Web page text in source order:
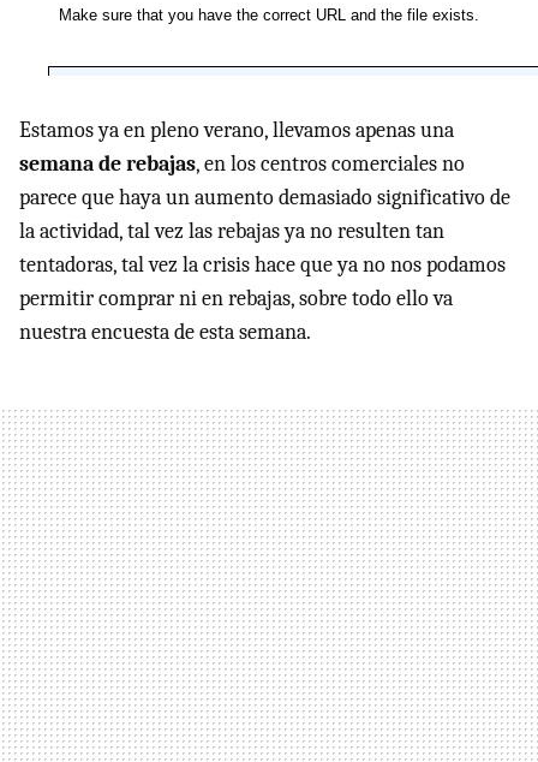
Estamos ya en pleno verano, llevamos apenas una
semana de rebajas, en los centros comerciales no
parece que haya un aumento demasiado significativo de
la actividad, tal vez las rebajas ya no resulten tan
tentadoras, tal vez la crisis hace que ya no nos podamos
permitir comprar ni en rebajas, sobre todo ello va
nuestra encuesta de esta semana.